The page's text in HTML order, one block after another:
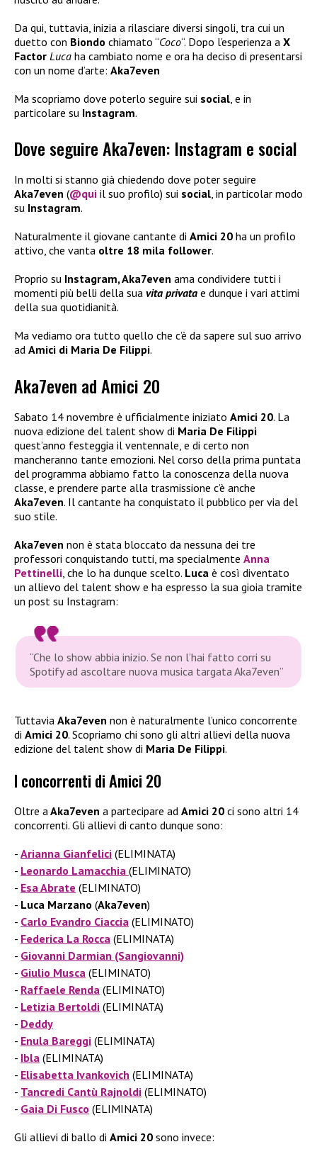
Da qui, tuttavia, inizia a rilasciare diversi singoli, tra cui un
duetto con Biondo chiamato “Coco“. Dopo l’esperienza a X
Factor Luca ha cambiato nome e ora ha deciso di presentarsi
con un nome d’arte: Aka7even
Ma scopriamo dove poterlo seguire sui social , e in
particolare su Instagram.
Dove seguire Aka7even: Instagram e social
In molti si stanno già chiedendo dove poter seguire
Aka7even (@qui il suo profilo) sui social, in particolar modo
su Instagram.
Naturalmente il giovane cantante di Amici 20 ha un profilo
attivo, che vanta oltre 18 mila follower.
Proprio su Instagram, Aka7even ama condividere tutti i
momenti più belli della sua vita privata e dunque i vari attimi
della sua quotidianità.
Ma vediamo ora tutto quello che c’è da sapere sul suo arrivo
ad Amici di Maria De Filippi.
Aka7even ad Amici 20
Sabato 14 novembre è ufficialmente iniziato Amici 20. La
nuova edizione del talent show di Maria De Filippi
quest’anno festeggia il ventennale, e di certo non
mancheranno tante emozioni. Nel corso della prima puntata
del programma abbiamo fatto la conoscenza della nuova
classe, e prendere parte alla trasmissione c’è anche
Aka7even. Il cantante ha conquistato il pubblico per via del
suo stile.
Aka7even non è stata bloccato da nessuna dei tre
professori conquistando tutti, ma specialmente Anna
Pettinelli , che lo ha dunque scelto. Luca è così diventato
un allievo del talent show e ha espresso la sua gioia tramite
un post su Instagram:
“Che lo show abbia inizio. Se non l’hai fatto corri su
Spotify ad ascoltare nuova musica targata Aka7even”
Tuttavia Aka7even non è naturalmente l’unico concorrente
di Amici 20. Scopriamo chi sono gli altri allievi della nuova
edizione del talent show di Maria De Filippi.
I concorrenti di Amici 20
Oltre aAka7even a partecipare ad Amici 20 ci sono altri 14
concorrenti. Gli allievi di canto dunque sono:
Arianna Gianfelici (ELIMINATA)
Leonardo Lamacchia (ELIMINATO)
Esa Abrate (ELIMINATO)
Luca Marzano (Aka7even)
Carlo Evandro Ciaccia (ELIMINATO)
Federica La Rocca (ELIMINATA)
Giovanni Darmian (Sangiovanni)
Giulio Musca (ELIMINATO)
Raffaele Renda (ELIMINATO)
Letizia Bertoldi (ELIMINATA)
Deddy
Enula Bareggi (ELIMINATA)
Ibla (ELIMINATA)
Elisabetta Ivankovich (ELIMINATA)
Tancredi Cantù Rajnoldi (ELIMINATO)
Gaia Di Fusco (ELIMINATA)
Gli allievi di ballo di Amici 20 sono invece: